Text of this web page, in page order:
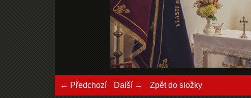
← Předchozí Další → Zpět do složky